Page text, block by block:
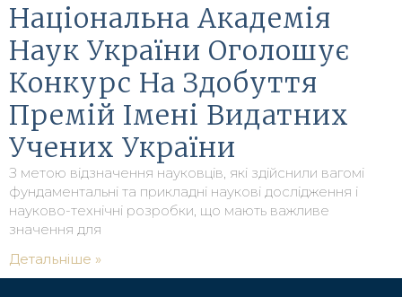
Національна Академія
Наук України Оголошує
Конкурс На Здобуття
Премій Імені Видатних
Учених України
З метою відзначення науковців, які здійснили вагомі
фундаментальні та прикладні наукові дослідження і
науково-технічні розробки, що мають важливе
значення для
Детальніше »